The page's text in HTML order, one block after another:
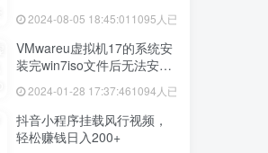
2024-08-05 18:45:01 1095人已阅读
VMwareu虚拟机17的系统安
装完win7iso文件后无法安装
2024-01-28 17:37:461094人已阅读
抖音小程序挂载风行视频，
轻松赚钱日入200+